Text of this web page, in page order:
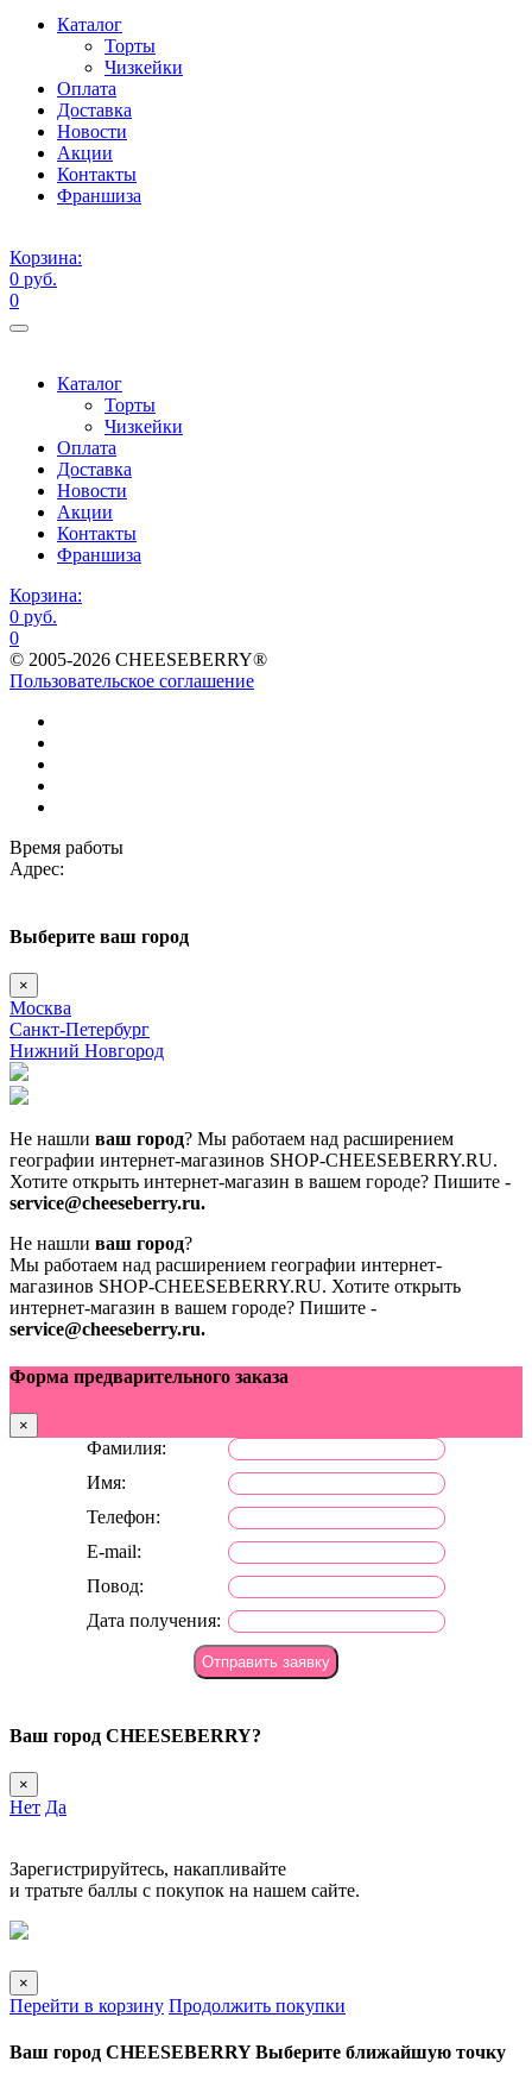
Каталог
Торты
Чизкейки
Оплата
Доставка
Новости
Акции
Контакты
Франшиза
Корзина:
0 руб.
0
Каталог
Торты
Чизкейки
Оплата
Доставка
Новости
Акции
Контакты
Франшиза
Корзина:
0 руб.
0
© 2005-2026 CHEESEBERRY®
Пользовательское соглашение
Время работы
Адрес:
Выберите ваш город
×
Москва
Санкт-Петербург
Нижний Новгород
Не нашли ваш город? Мы работаем над расширением
географии интернет-магазинов SHOP-CHEESEBERRY.RU.
Хотите открыть интернет-магазин в вашем городе? Пишите -
service@cheeseberry.ru.
Не нашли ваш город?
Мы работаем над расширением географии интернет-
магазинов SHOP-CHEESEBERRY.RU. Хотите открыть
интернет-магазин в вашем городе? Пишите -
service@cheeseberry.ru.
Форма предварительного заказа
×
Фамилия:
Имя:
Телефон:
E-mail:
Повод:
Дата получения:
Ваш город CHEESEBERRY?
×
Нет Да
Зарегистрируйтесь, накапливайте
и тратьте баллы с покупок на нашем сайте.
×
Перейти в корзину Продолжить покупки
Ваш город CHEESEBERRYВыберите ближайшую точку